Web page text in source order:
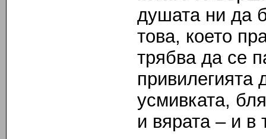
душата ни да
това, което
трябва да се
усмивката,
и вярата – и в